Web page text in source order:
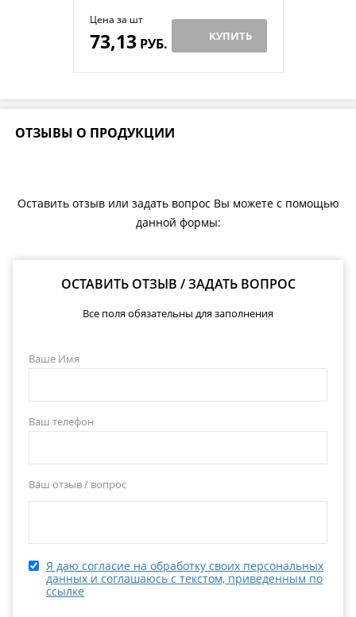
Цена за шт
73,13РУБ. КУПИТЬ
ОТЗЫВЫ О ПРОДУКЦИИ
Оставить отзыв или задать вопрос Вы можете с помощью
данной формы:
ОСТАВИТЬ ОТЗЫВ / ЗАДАТЬ ВОПРОС
Все поля обязательны для заполнения
Ваше Имя
Ваш телефон
Ваш отзыв / вопрос
Я даю согласие на обработку своих персональных
данных и соглашаюсь с текстом, приведенным по
ссылке